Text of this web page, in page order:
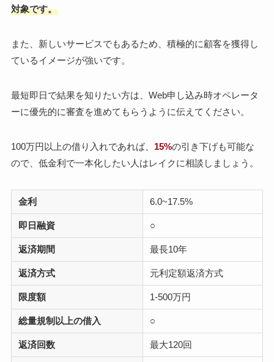
対象です。
また、新しいサービスでもあるため、積極的に顧客を獲得し
ているイメージが強いです。
最短即日で結果を知りたい方は、Web申し込み時オペレータ
ーに優先的に審査を進めてもらうように伝えてください。
100万円以上の借り入れであれば、 15%の引き下げも可能な
ので、低金利で一本化したい人はレイクに相談しましょう。
金利 6.0~17.5%
即日融資 ○
返済期間 最長10年
返済方式 元利定額返済方式
限度額 1-500万円
総量規制以上の借入 ○
返済回数 最大120回